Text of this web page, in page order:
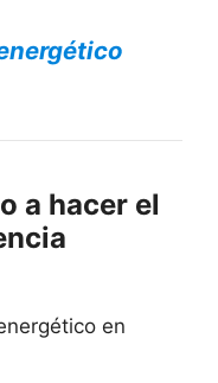
a hacer el
en